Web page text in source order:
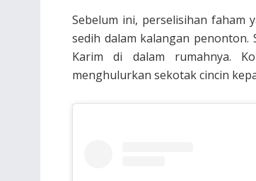
Sebelum ini, perselisihan faham
sedih dalam kalangan penonton.
Karim di dalam rumahnya.
menghulurkan sekotak cincin